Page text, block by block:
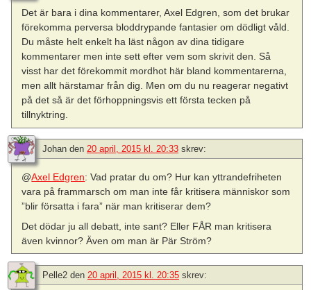
Det är bara i dina kommentarer, Axel Edgren, som det brukar
förekomma perversa bloddrypande fantasier om dödligt våld.
Du måste helt enkelt ha läst någon av dina tidigare
kommentarer men inte sett efter vem som skrivit den. Så
visst har det förekommit mordhot här bland kommentarerna,
men allt härstamar från dig. Men om du nu reagerar negativt
på det så är det förhoppningsvis ett första tecken på
tillnyktring.
Johan den 20 april, 2015 kl. 20:33 skrev:
@Axel Edgren: Vad pratar du om? Hur kan yttrandefriheten
vara på frammarsch om man inte får kritisera människor som
”blir försatta i fara” när man kritiserar dem?
Det dödar ju all debatt, inte sant? Eller FÅR man kritisera
även kvinnor? Även om man är Pär Ström?
Pelle2 den 20 april, 2015 kl. 20:35 skrev: